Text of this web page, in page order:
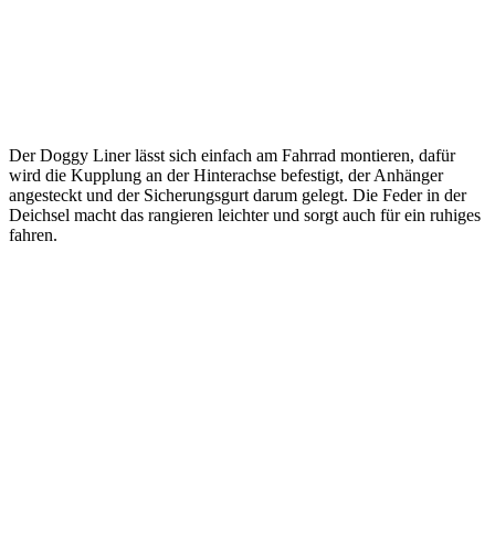
Der Doggy Liner lässt sich einfach am Fahrrad montieren, dafür
wird die Kupplung an der Hinterachse befestigt, der Anhänger
angesteckt und der Sicherungsgurt darum gelegt. Die Feder in der
Deichsel macht das rangieren leichter und sorgt auch für ein ruhiges
fahren.